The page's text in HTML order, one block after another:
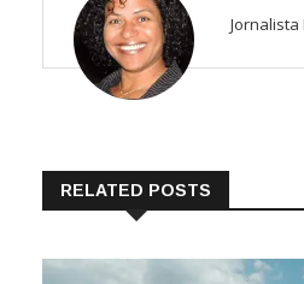
Jornalista
RELATED POSTS